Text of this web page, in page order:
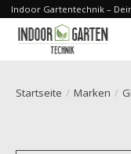
Indoor Gartentechnik –
Startseite / Marken /